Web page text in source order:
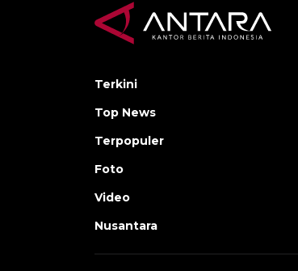
Terkini
Top News
Terpopuler
Foto
Video
Nusantara